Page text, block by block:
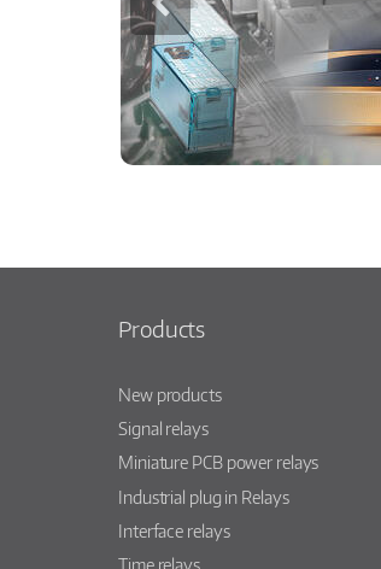
Products
New products
Signal relays
Miniature PCB power relays
Industrial plug in Relays
Interface relays
Time relays